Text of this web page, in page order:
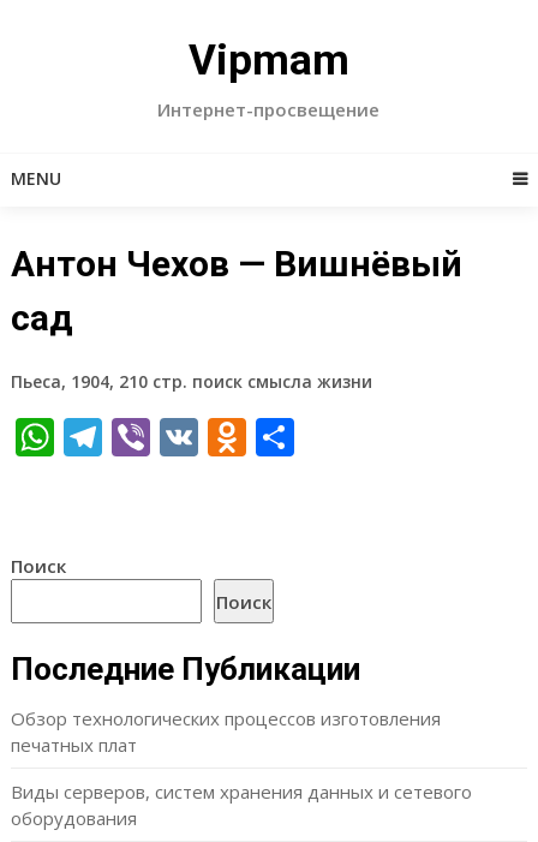
Vipmam
Интернет-просвещение
MENU
Антон Чехов — Вишнёвый
сад
Пьеса, 1904, 210 стр. поиск смысла жизни
WhatsApp
Telegram
Viber
VKOdnoklassniki
Отправить
Поиск
Поиск
Последние Публикации
Обзор технологических процессов изготовления
печатных плат
Виды серверов, систем хранения данных и сетевого
оборудования